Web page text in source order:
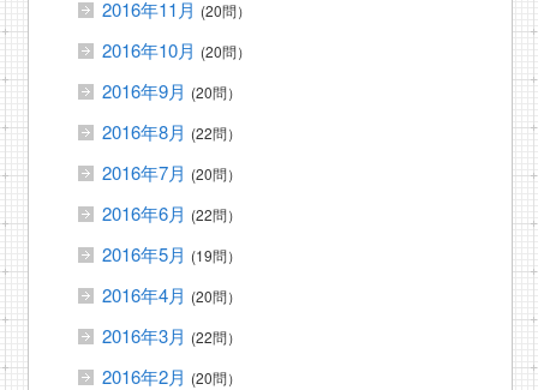
2016年11月 (20問）
2016年10月 (20問）
2016年9月 (20問）
2016年8月 (22問）
2016年7月 (20問）
2016年6月 (22問）
2016年5月 (19問）
2016年4月 (20問）
2016年3月 (22問）
2016年2月 (20問）